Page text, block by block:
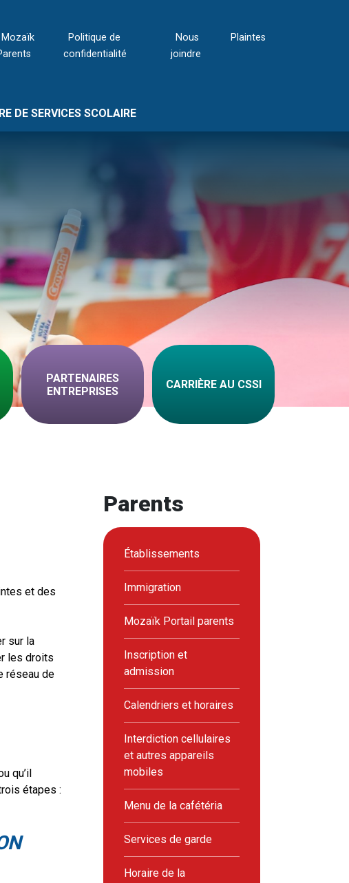
Mozaïk
Politique de
confidentialité
Nous
joindre
Plaintes
DE SERVICES SCOLAIRE
PARTENAIRES
ENTREPRISES
CARRIÈRE AU CSSI
et des
sur la
les droits
réseau de
qu’il
étapes :
Parents
Établissements
Immigration
Mozaïk Portail parents
Inscription et
admission
Calendriers et horaires
Interdiction cellulaires
et autres appareils
mobiles
Menu de la cafétéria
Services de garde
Horaire de la